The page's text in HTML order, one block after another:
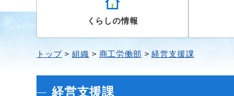
くらしの情報
トップ 組織 商工労働部 経営支援課
経営支援課